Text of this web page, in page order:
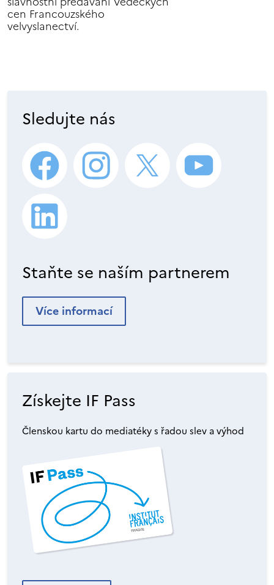
cen Francouzského
velvyslanectví.
Sledujte nás
Staňte se naším partnerem
Více informací
Získejte IF Pass
Členskou kartu do mediatéky s řadou slev a výhod